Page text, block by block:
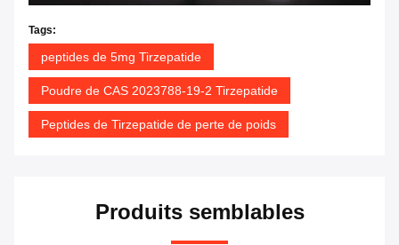
Tags:
peptides de 5mg Tirzepatide
Poudre de CAS 2023788-19-2 Tirzepatide
Peptides de Tirzepatide de perte de poids
Produits semblables